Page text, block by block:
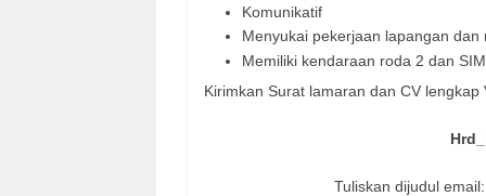
Komunikatif
Menyukai pekerjaan lapangan
Memiliki kendaraan roda 2 dan
Kirimkan Surat lamaran dan CV lengkap
Tuliskan dijudul